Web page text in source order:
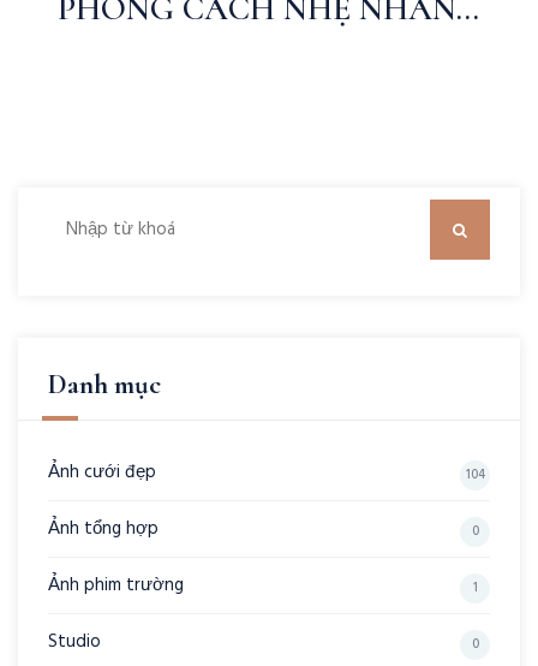
Danh mục
Ảnh cưới đẹp 104
Ảnh tổng hợp 0
Ảnh phim trường 1
Studio 0
PHONG CÁCH NHẸ NHÀNG